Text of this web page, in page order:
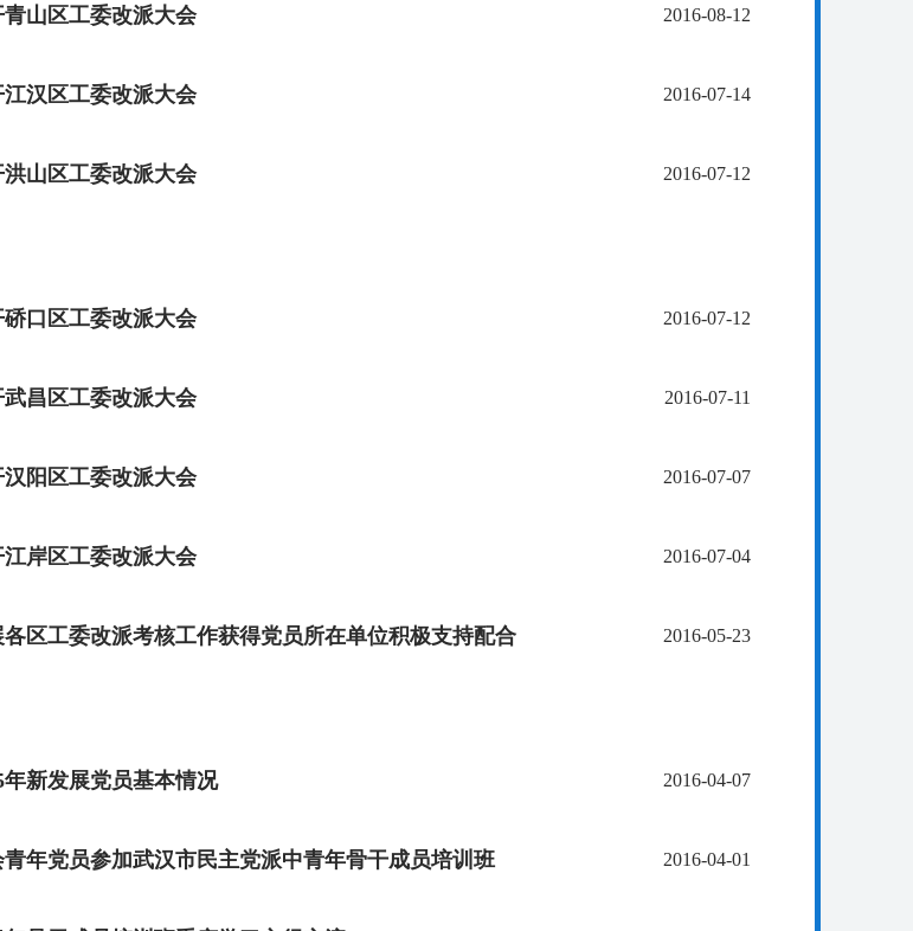
山区工委改派大会 2016-08-12
汉区工委改派大会 2016-07-14
山区工委改派大会 2016-07-12
口区工委改派大会 2016-07-12
昌区工委改派大会 2016-07-11
阳区工委改派大会 2016-07-07
岸区工委改派大会 2016-07-04
区工委改派考核工作获得党员所在单位积极支持配合 2016-05-23
新发展党员基本情况 2016-04-07
年党员参加武汉市民主党派中青年骨干成员培训班 2016-04-01